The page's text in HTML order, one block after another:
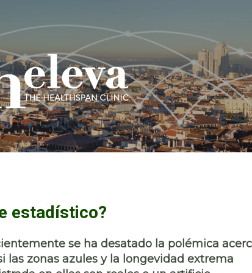
estadístico?
se ha desatado la polémica
las zonas azules y la longevidad extrema